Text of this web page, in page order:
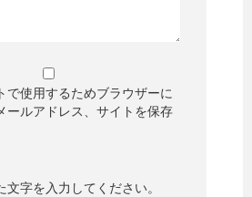
で使用するためブラウザーに
ールアドレス、サイトを保存
文字を入力してください。